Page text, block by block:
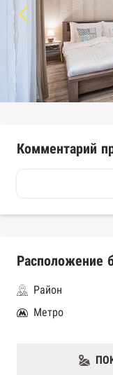
Комментарий
Расположение
Район
Метро